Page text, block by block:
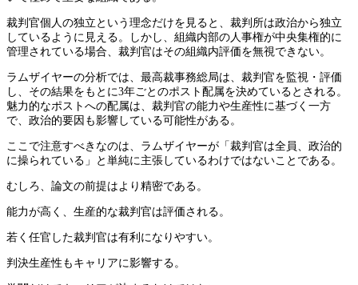
裁判官個人の独立という理念だけを見ると、裁判所は政治から独立
しているように見える。しかし、組織内部の人事権が中央集権的に
管理されている場合、裁判官はその組織内評価を無視できない。
ラムザイヤーの分析では、最高裁事務総局は、裁判官を監視・評価
し、その結果をもとに3年ごとのポスト配属を決めているとされる。
魅力的なポストへの配属は、裁判官の能力や生産性に基づく一方
で、政治的要因も影響している可能性がある。
ここで注意すべきなのは、ラムザイヤーが「裁判官は全員、政治的
に操られている」と単純に主張しているわけではないことである。
むしろ、論文の前提はより精密である。
能力が高く、生産的な裁判官は評価される。
若く任官した裁判官は有利になりやすい。
判決生産性もキャリアに影響する。